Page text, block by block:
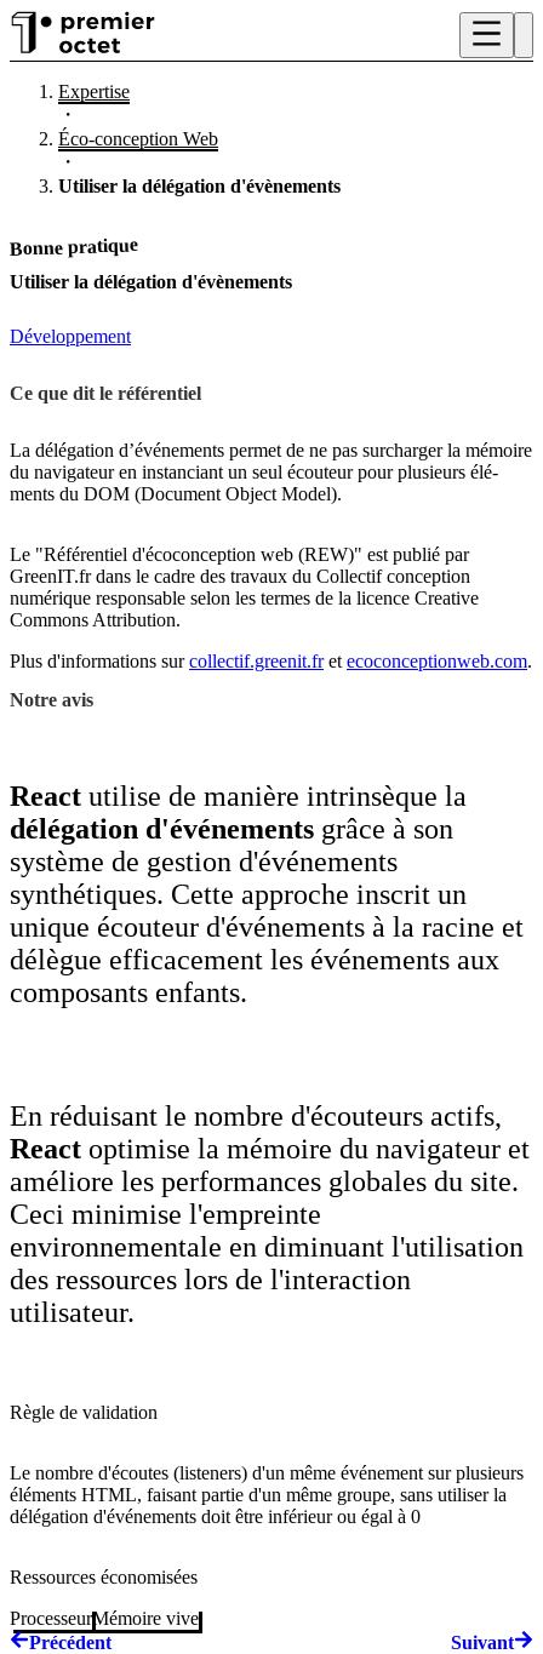
Expertise
・
Éco-conception Web
・
Utiliser la délégation d'évènements
Bonne pratique
Utiliser la délégation d'évènements
Développement
Ce que dit le référentiel
La délégation d’événements permet de ne pas surcharger la mémoire
du navigateur en instanciant un seul écouteur pour plusieurs élé-
ments du DOM (Document Object Model).
Le "Référentiel d'écoconception web (REW)" est publié par
GreenIT.fr dans le cadre des travaux du Collectif conception
numérique responsable selon les termes de la licence Creative
Commons Attribution.
Plus d'informations sur collectif.greenit.fr et ecoconceptionweb.com.
Notre avis
React utilise de manière intrinsèque la
délégation d'événements grâce à son
système de gestion d'événements
synthétiques. Cette approche inscrit un
unique écouteur d'événements à la racine et
délègue efficacement les événements aux
composants enfants.
En réduisant le nombre d'écouteurs actifs,
React optimise la mémoire du navigateur et
améliore les performances globales du site.
Ceci minimise l'empreinte
environnementale en diminuant l'utilisation
des ressources lors de l'interaction
utilisateur.
Règle de validation
Le nombre d'écoutes (listeners) d'un même événement sur plusieurs
éléments HTML, faisant partie d'un même groupe, sans utiliser la
délégation d'événements doit être inférieur ou égal à 0
Ressources économisées
ProcesseurMémoire vive
Précédent
Suivant